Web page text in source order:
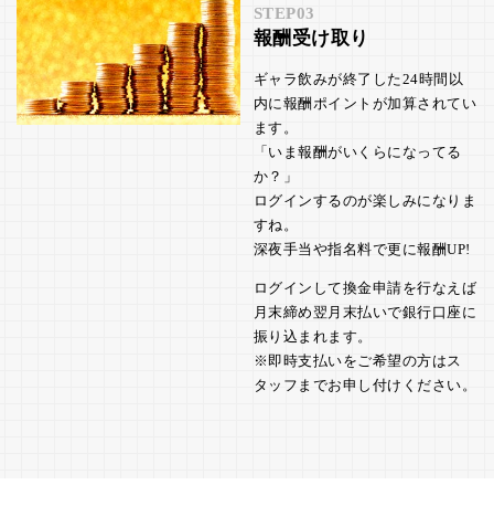
STEP03
報酬受け取り
ギャラ飲みが終了した24時間以
内に報酬ポイントが加算されてい
ます。
「いま報酬がいくらになってる
か？」
ログインするのが楽しみになりま
すね。
深夜手当や指名料で更に報酬UP!
ログインして換金申請を行なえば
月末締め翌月末払いで銀行口座に
振り込まれます。
※即時支払いをご希望の方はス
タッフまでお申し付けください。